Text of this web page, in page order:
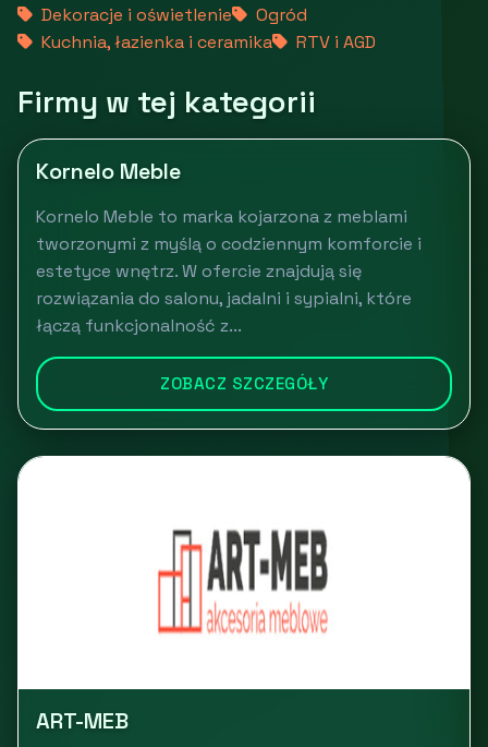
Dekoracje i oświetlenie
Ogród
Kuchnia, łazienka i ceramika
RTV i AGD
Firmy w tej kategorii
Kornelo Meble
Kornelo Meble to marka kojarzona z meblami
tworzonymi z myślą o codziennym komforcie i
estetyce wnętrz. W ofercie znajdują się
rozwiązania do salonu, jadalni i sypialni, które
łączą funkcjonalność z...
ZOBACZ SZCZEGÓŁY
ART-MEB